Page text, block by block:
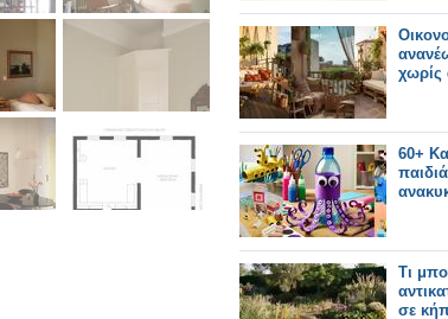
χωρίς
60+
Τι
σε